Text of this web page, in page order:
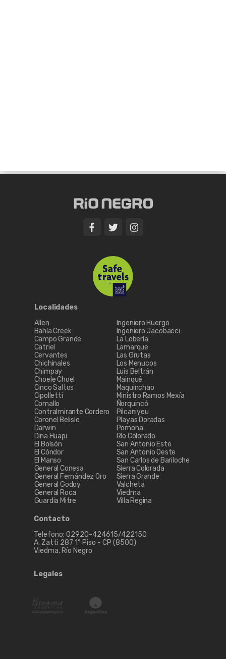
Localidades
Allen
Bahía Creek
Campo Grande
Catriel
Cervantes
Chichinales
Chimpay
Choele Choel
Cinco Saltos
Cipolletti
Comallo
Contralmirante Cordero
Coronel Belisle
Darwin
Dina Huapi
El Bolsón
El Cóndor
El Manso
General Conesa
General Fernández Oro
General Godoy
General Roca
Guardia Mitre
Ingeniero Huergo
Ingeniero Jacobacci
La Lobería
Lamarque
Las Grutas
Los Menucos
Luis Beltrán
Mainqué
Maquinchao
Ministro Ramos Mexía
Ñorquincó
Pilcaniyeu
Playas Doradas
Pomona
Río Colorado
San Antonio Este
San Antonio Oeste
San Carlos de Bariloche
Sierra Colorada
Sierra Grande
Valcheta
Viedma
Villa Regina
Contacto
Telefono: 02920-424615/422150
A. Zatti 287 1° Piso - CP (8500)
Viedma, Río Negro
Legales